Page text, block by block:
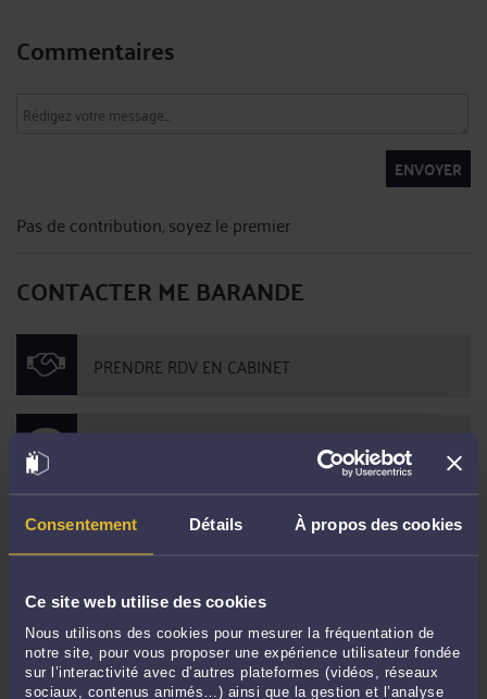
Consentement Détails À propos des cookies
Ce site web utilise des cookies
Nous utilisons des cookies pour mesurer la fréquentation de
notre site, pour vous proposer une expérience utilisateur fondée
sur l’interactivité avec d’autres plateformes (vidéos, réseaux
sociaux, contenus animés…) ainsi que la gestion et l’analyse
Commentaires
ENVOYER
Pas de contribution, soyez le premier
CONTACTER ME BARANDE
PRENDRE RDV EN CABINET
DERNIÈRES PUBLICATIONS
L'Importance du contradictoire dans la révocation d'un président de SAS.
Le 6 déc. 2023 à 11:53
Refus de remboursement d'un compte courant d'associé-Le 7 sept. 2021 à
16:10